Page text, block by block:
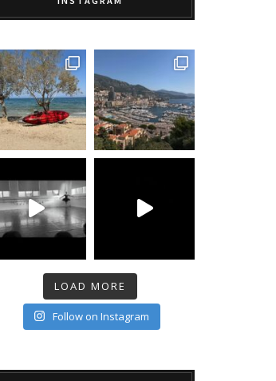
LOAD MORE
Follow on Instagram